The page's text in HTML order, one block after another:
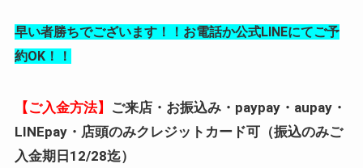
早い者勝ちでございます！！お電話か公式LINEにてご予
約OK！！
【ご入金方法】
ご来店・お振込み・paypay・aupay・
LINEpay・店頭のみクレジットカード可（振込のみご
入金期日12/28迄）